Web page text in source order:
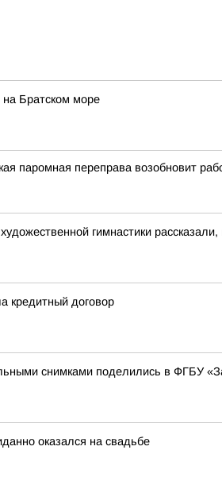
на Братском море
паромная переправа возобновит
гимнастики
кредитный договор
снимками поделились в ФГБУ
оказался на свадьбе